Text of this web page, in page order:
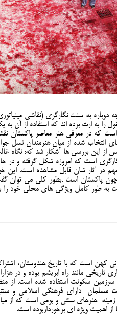
دوباره به سنت نگارگری (نقاشی
را به ارث برده اند که استفاده از آن به
که در معرفی هنر معاصر پاکستان‌
انتخاب شده از میان هنرمندان نسل
از اين بررسي ها آشكار شد كه: نگاه
است که امروزه شکل گرفته و در
در آثار شان قابل مشاهده است. این
چون پاکستان است .بطور کلی می توان
به طور کامل ویژگی های محلی خود را
کهن است که با تاریخ هندوستان،
تاریخی مانند راه ابریشم بوده‌ و در
سکونت استفاده شده است. از
مسلمان دارای فرهنگی اسلامی و
هنرهای سنتی و بومی است که از
از اهمیت ویژه ای برخورداربوده است.